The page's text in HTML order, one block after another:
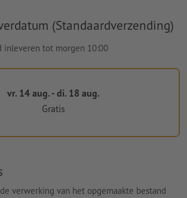
(Standaardverzending)
inleveren tot morgen 10:00
vr. 14 aug. - di. 18 aug.
Gratis
verwerking van het opgemaakte bestand